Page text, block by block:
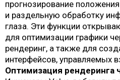
прогнозирование
и раздельную обработку
глаза. Эти функции
для оптимизации графики
рендеринг, а также для
интерфейсов, управляемых
Оптимизация рендеринга